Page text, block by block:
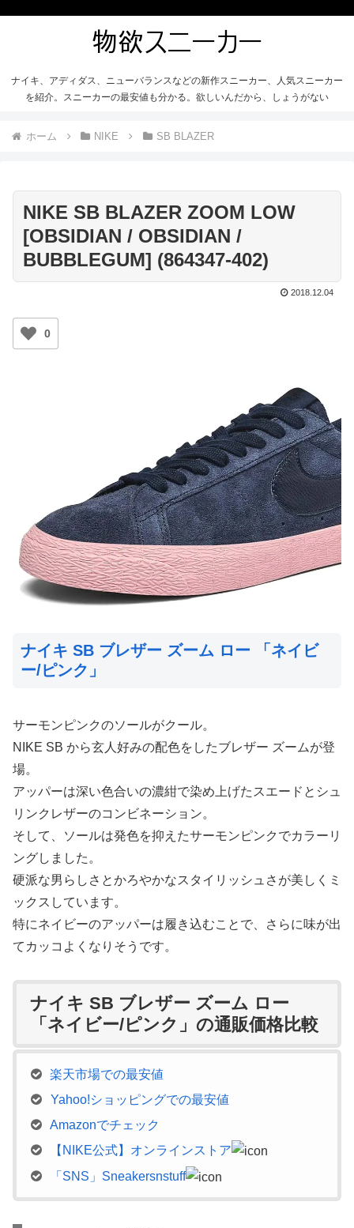
ナイキ、アディダス、ニューバランスなどの新作スニーカー、人気スニーカー
を紹介。スニーカーの最安値も分かる。欲しいんだから、しょうがない
ホーム NIKE SB BLAZER
NIKE SB BLAZER ZOOM LOW
[OBSIDIAN / OBSIDIAN /
BUBBLEGUM] (864347-402)
2018.12.04
0
ナイキ SB ブレザー ズーム ロー 「ネイビ
ー/ピンク」
サーモンピンクのソールがクール。
NIKE SB から玄人好みの配色をしたブレザー ズームが登
場。
アッパーは深い色合いの濃紺で染め上げたスエードとシュ
リンクレザーのコンビネーション。
そして、ソールは発色を抑えたサーモンピンクでカラーリ
ングしました。
硬派な男らしさとかろやかなスタイリッシュさが美しくミ
ックスしています。
特にネイビーのアッパーは履き込むことで、さらに味が出
てカッコよくなりそうです。
ナイキ SB ブレザー ズーム ロー
「ネイビー/ピンク」の通販価格比較
楽天市場での最安値
Yahoo!ショッピングでの最安値
Amazonでチェック
【NIKE公式】オンラインストア
「SNS」Sneakersnstuff